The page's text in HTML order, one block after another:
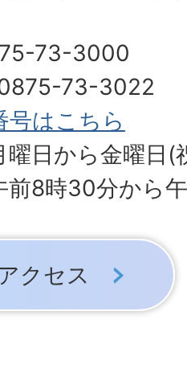
73-3000
73-3022
号はこちら
曜日から金曜日(
前8時30分から
クセス